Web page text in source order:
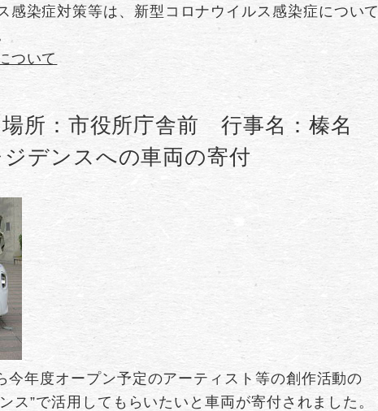
感染症対策等は、新型コロナウイルス感染症について
ついて
所：市役所庁舎前 行事名：榛名
デンスへの車両の寄付
今年度オープン予定のアーティスト等の創作活動の
ス”で活用してもらいたいと車両が寄付されました。